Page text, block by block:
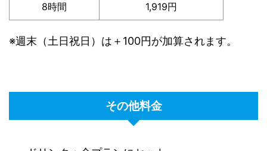
8時間 1,919円
※週末（土日祝日）は＋100円が加算されます。
その他料金